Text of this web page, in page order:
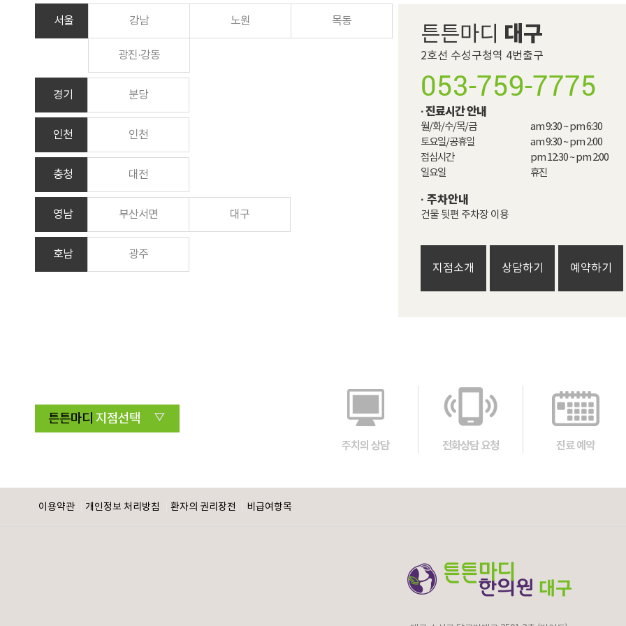
서울 강남 노원 목동
광진·강동
경기 분당
인천 인천
충청 대전
영남 부산서면 대구
호남 광주
튼튼마디 대구
2호선 수성구청역 4번출구
053-759-7775
· 진료시간 안내
월/화/수/목/금
토요일/공휴일
점심시간
일요일
am 9:30 ~ pm 6:30
am 9:30 ~ pm 2:00
pm 12:30 ~ pm 2:00​
휴진
· 주차안내
건물 뒷편 주차장 이용
지점소개 상담하기 예약하기
튼튼마디 지점선택
주치의 상담 전화상담 요청 진료 예약
이용약관 개인정보 처리방침 환자의 권리장전 비급여항목